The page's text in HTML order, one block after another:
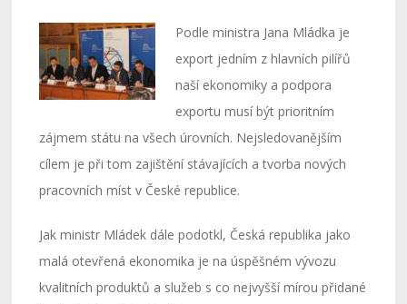
Podle ministra Jana Mládka je
export jedním z hlavních pilířů
naší ekonomiky a podpora
exportu musí být prioritním
zájmem státu na všech úrovních. Nejsledovanějším
cílem je při tom zajištění stávajících a tvorba nových
pracovních míst v České republice.
Jak ministr Mládek dále podotkl, Česká republika jako
malá otevřená ekonomika je na úspěšném vývozu
kvalitních produktů a služeb s co nejvyšší mírou přidané